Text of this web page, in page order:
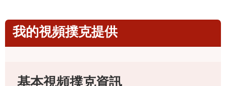
我的視頻撲克提供
基本視頻撲克資訊